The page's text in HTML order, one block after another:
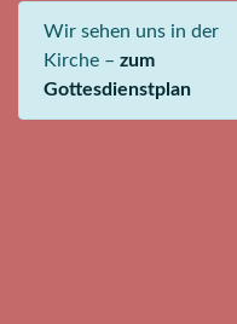
Wir sehen uns in der
Kirche – zum
Gottesdienstplan